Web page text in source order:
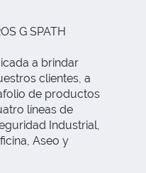
G SPATH
a brindar
clientes, a
de productos
líneas de
Industrial,
Aseo y